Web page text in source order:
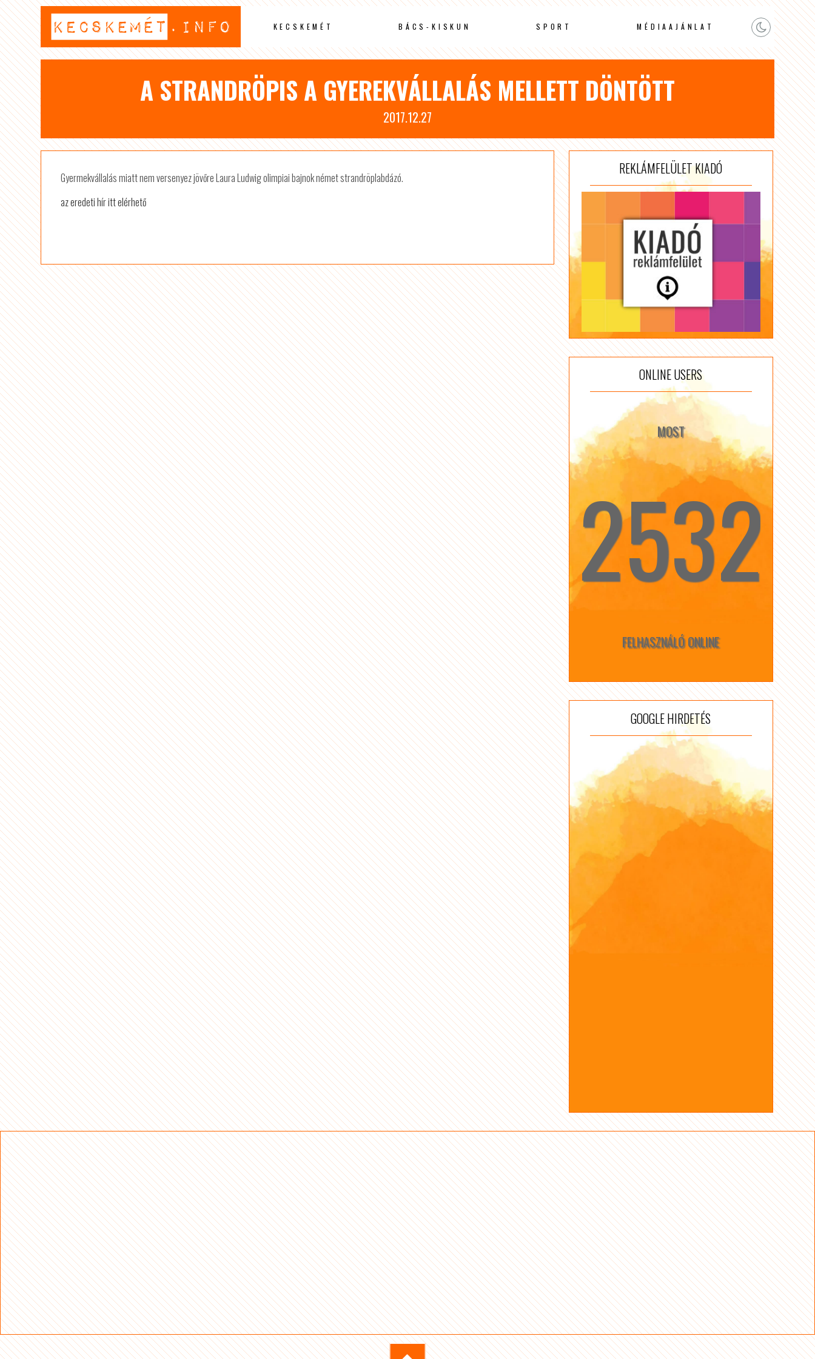
KECSKEMÉT BÁCS-KISKUN SPORT MÉDIAAJÁNLAT
A STRANDRÖPIS A GYEREKVÁLLALÁS MELLETT DÖNTÖTT
2017.12.27
Gyermekvállalás miatt nem versenyez jövőre Laura Ludwig olimpiai bajnok német strandröplabdázó.
az eredeti hír itt elérhető
REKLÁMFELÜLET KIADÓ
ONLINE USERS
MOST
☆ 2532 ☆
FELHASZNÁLÓ ONLINE
GOOGLE HIRDETÉS